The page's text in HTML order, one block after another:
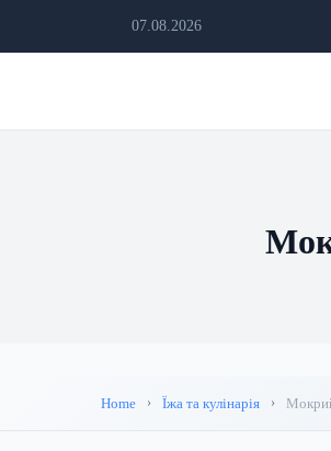
07.08.2026
Home Їжа та кулінарія